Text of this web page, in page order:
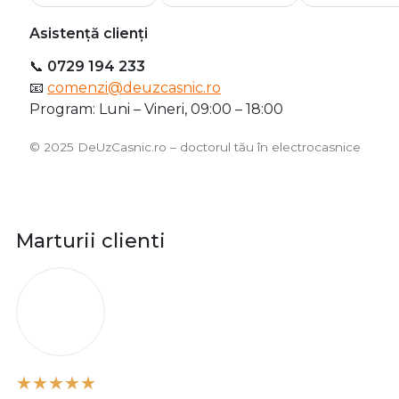
Asistență clienți
📞 0729 194 233
📧 comenzi@deuzcasnic.ro
Program: Luni – Vineri, 09:00 – 18:00
©️ 2025 DeUzCasnic.ro – doctorul tău în electrocasnice
Marturii clienti